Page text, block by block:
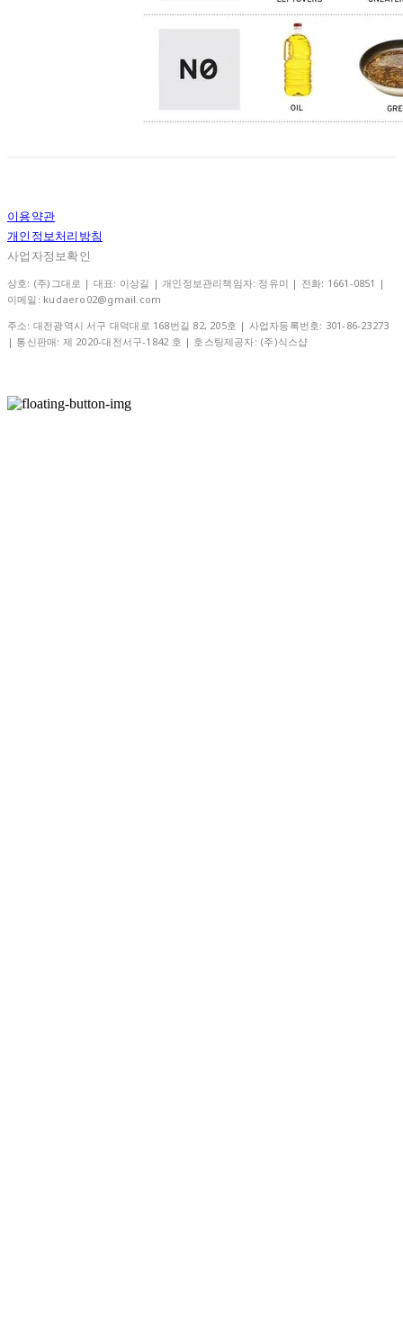
이용약관
개인정보처리방침
사업자정보확인
상호: (주)그대로 | 대표: 이상길 | 개인정보관리책임자: 정유미 | 전화: 1661-0851 |
이메일: kudaero02@gmail.com
주소: 대전광역시 서구 대덕대로 168번길 82, 205호 | 사업자등록번호: 301-86-23273
| 통신판매: 제 2020-대전서구-1842 호 | 호스팅제공자: (주)식스샵